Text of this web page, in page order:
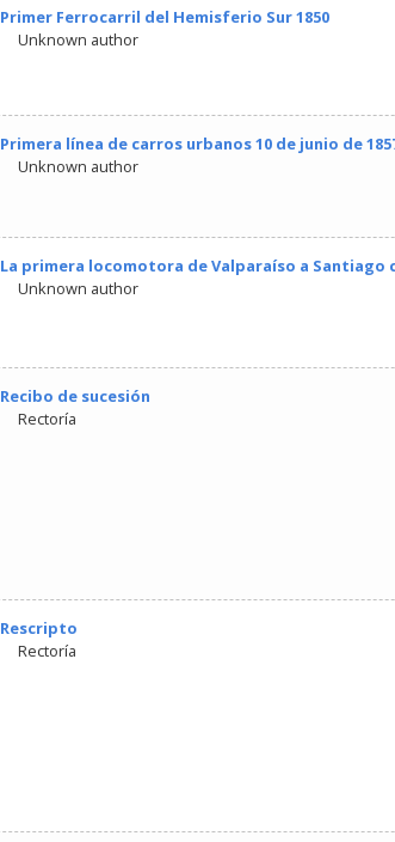
Primer Ferrocarril del Hemisferio Sur 1850
Unknown author
Primera línea de carros urbanos 10 de junio de
Unknown author
La primera locomotora de Valparaíso a Santiago
Unknown author
Recibo de sucesión
Rectoría
Rescripto
Rectoría